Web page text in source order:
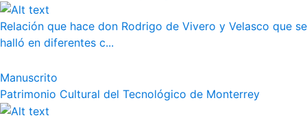
Relación que hace don Rodrigo de Vivero y Velasco que se
halló en diferentes c...
Manuscrito
Patrimonio Cultural del Tecnológico de Monterrey